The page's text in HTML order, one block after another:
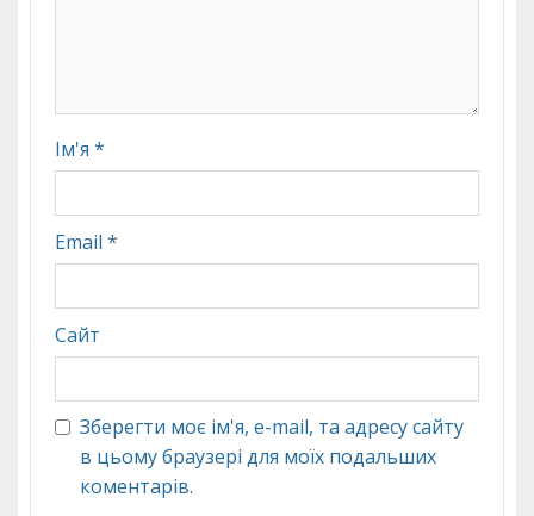
Ім'я *
Email *
Сайт
Зберегти моє ім'я, e-mail, та адресу сайту
в цьому браузері для моїх подальших
коментарів.